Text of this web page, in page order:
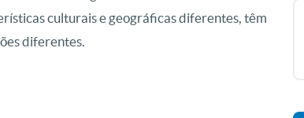
culturais e geográficas diferentes, têm
diferentes.